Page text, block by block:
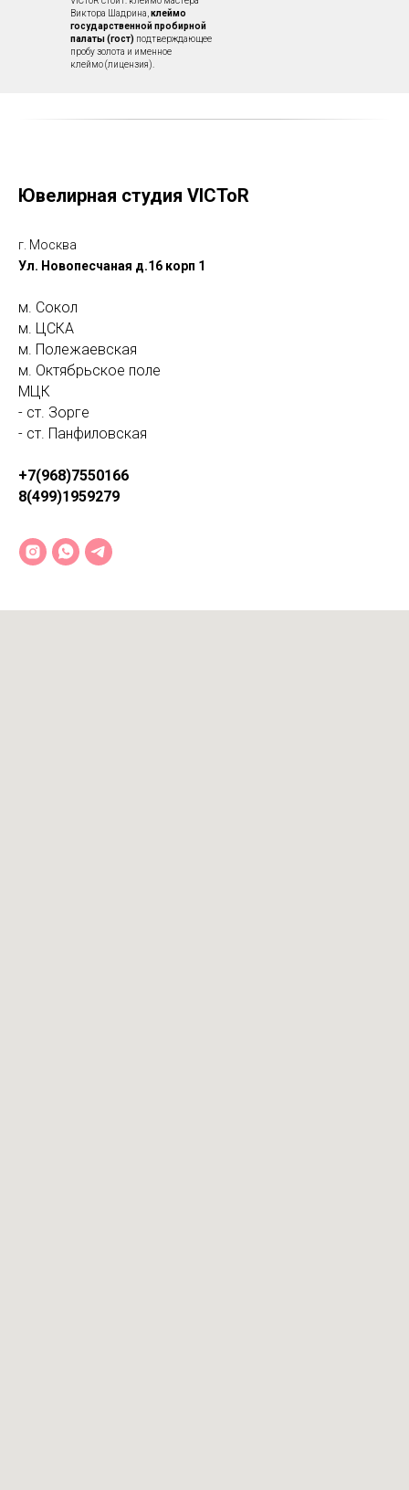
Виктора Шадрина,клеймо
государственной пробирной
палаты (гост) подтверждающее
пробу золота и именное
клеймо (лицензия).
Ювелирная студия VICToR
г. Москва
Ул. Новопесчаная д.16 корп 1
м. Сокол
м. ЦСКА
м. Полежаевская
м. Октябрьское поле
МЦК
- ст. Зорге
- ст. Панфиловская
+7(968)7550166
8(499)1959279